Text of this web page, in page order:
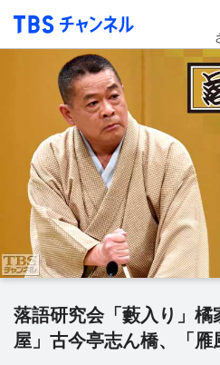
TBS チャン
落語研究会「藪入り」
屋」古今亭志ん橋、「